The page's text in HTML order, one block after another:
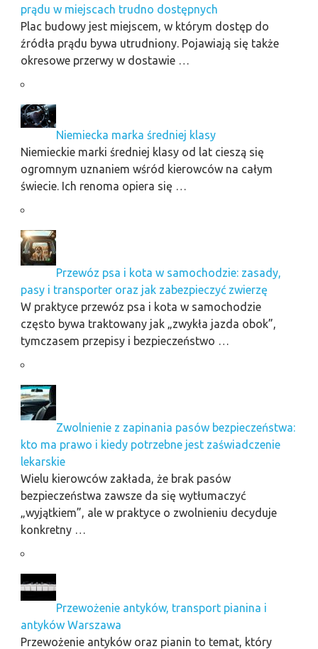
prądu w miejscach trudno dostępnych
Plac budowy jest miejscem, w którym dostęp do
źródła prądu bywa utrudniony. Pojawiają się także
okresowe przerwy w dostawie …
Niemiecka marka średniej klasy
Niemieckie marki średniej klasy od lat cieszą się
ogromnym uznaniem wśród kierowców na całym
świecie. Ich renoma opiera się …
Przewóz psa i kota w samochodzie: zasady,
pasy i transporter oraz jak zabezpieczyć zwierzę
W praktyce przewóz psa i kota w samochodzie
często bywa traktowany jak „zwykła jazda obok”,
tymczasem przepisy i bezpieczeństwo …
Zwolnienie z zapinania pasów bezpieczeństwa:
kto ma prawo i kiedy potrzebne jest zaświadczenie
lekarskie
Wielu kierowców zakłada, że brak pasów
bezpieczeństwa zawsze da się wytłumaczyć
„wyjątkiem”, ale w praktyce o zwolnieniu decyduje
konkretny …
Przewożenie antyków, transport pianina i
antyków Warszawa
Przewożenie antyków oraz pianin to temat, który